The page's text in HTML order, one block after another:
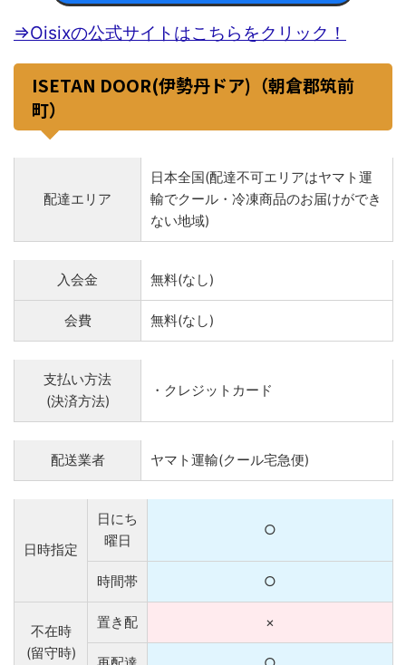
⇒Oisixの公式サイトはこちらをクリック！
ISETAN DOOR(伊勢丹ドア)（朝倉郡筑前
町）
配達エリア
日本全国(配達不可エリアはヤマト運
輸でクール・冷凍商品のお届けができ
ない地域)
入会金 無料(なし)
会費 無料(なし)
支払い方法
(決済方法)
・クレジットカード
配送業者 ヤマト運輸(クール宅急便)
日時指定
日にち
曜日
○
時間帯 ○
不在時
(留守時)
置き配 ×